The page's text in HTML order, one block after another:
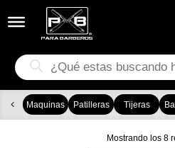
Búsqueda
de
productos
Maquinas Patilleras Tijeras
Mostrando los 8